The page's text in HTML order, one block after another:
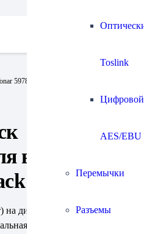
Toslink
Цифровой
AES/EBU
Перемычки
Разъемы
5978 Black Leather Mat
винила
Leather Mat
диск проигрывателя
кожа/замша высокого